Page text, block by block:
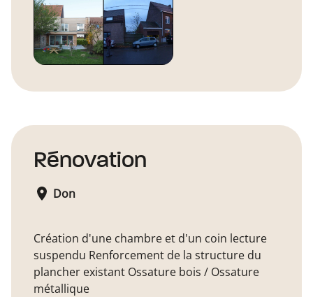
Rénovation
Don
Création d'une chambre et d'un coin lecture
suspendu Renforcement de la structure du
plancher existant Ossature bois / Ossature
métallique